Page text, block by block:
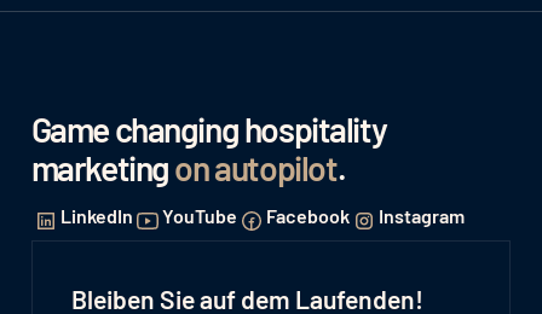
Game changing hospitality
marketingon autopilot.
LinkedIn YouTube Facebook Instagram
Bleiben Sie auf dem Laufenden!